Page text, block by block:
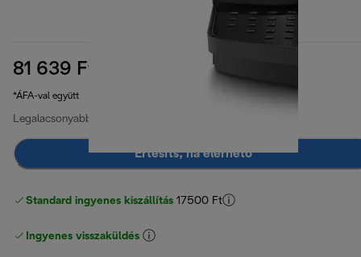
81 639 Ft
*ÁFA-val együtt
Legalacsonyabb ár az elmúlt 30 napban
Értesíts, ha elérhető
Standard ingyenes kiszállítás 17500 Ft
Ingyenes visszaküldés